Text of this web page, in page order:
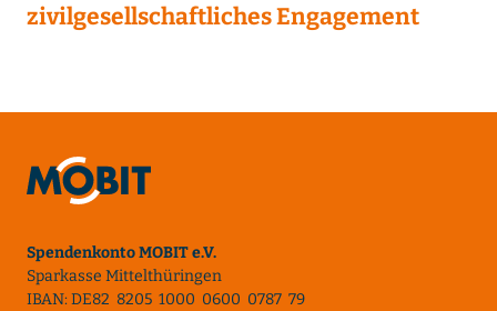
zivilgesellschaftliches Engagement
Spendenkonto MOBIT e.V.
Sparkasse Mittelthüringen
IBAN: DE82 8205 1000 0600 0787 79